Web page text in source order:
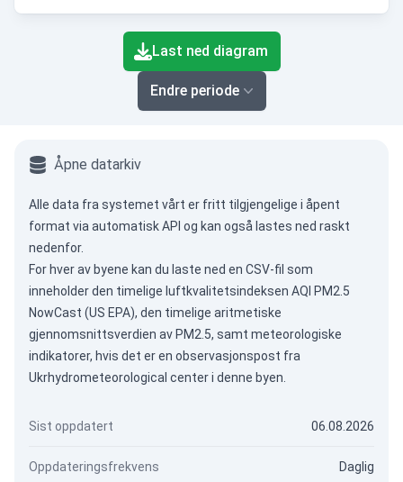
End of interactive chart.
Last ned diagram
Endre periode
Åpne datarkiv
Alle data fra systemet vårt er fritt tilgjengelige i åpent
format via automatisk API og kan også lastes ned raskt
nedenfor.
For hver av byene kan du laste ned en CSV-fil som
inneholder den timelige luftkvalitetsindeksen AQI PM2.5
NowCast (US EPA), den timelige aritmetiske
gjennomsnittsverdien av PM2.5, samt meteorologiske
indikatorer, hvis det er en observasjonspost fra
Ukrhydrometeorological center i denne byen.
Sist oppdatert 06.08.2026
Oppdateringsfrekvens Daglig